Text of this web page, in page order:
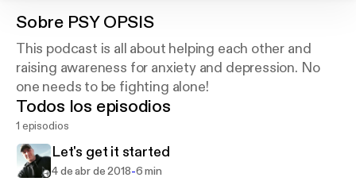
Sobre PSY OPSIS
This podcast is all about helping each other and
raising awareness for anxiety and depression. No
one needs to be fighting alone!
Todos los episodios
1 episodios
Let's get it started
4 de abr de 2018-6 min